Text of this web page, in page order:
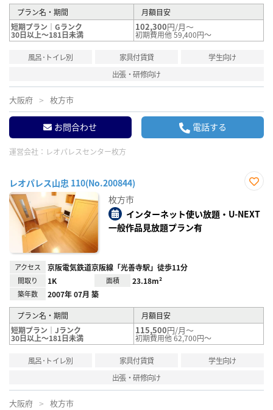
プラン名・期間
月額目安
短期プラン｜Gランク
30日以上～181日未満
102,300円/月～
初期費用他 59,400円～
風呂･トイレ別 家具付賃貸
学生向け
出張・研修向け
大阪府 枚方市
お問合わせ 電話する
運営会社： レオパレスセンター枚方
レオパレス山忠 110(No.200844)
り登
録
枚方市
インターネット使い放題・U-NEXT
一般作品見放題プラン有
アクセス 京阪電気鉄道京阪線「光善寺駅」徒歩11分
間取り 1K 面積 23.18m²
築年数 2007年 07月 築
プラン名・期間
月額目安
短期プラン｜Jランク
30日以上～181日未満
115,500円/月～
初期費用他 62,700円～
風呂･トイレ別 家具付賃貸
学生向け
出張・研修向け
大阪府 枚方市